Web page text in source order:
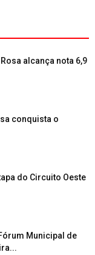
alcança nota 6,9
conquista o
do Circuito Oeste
Municipal de